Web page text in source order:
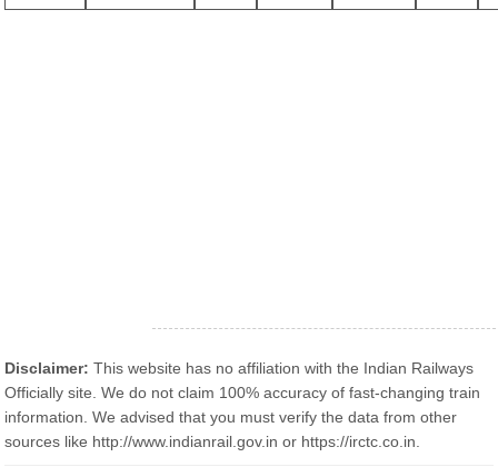
Disclaimer: This website has no affiliation with the Indian Railways
Officially site. We do not claim 100% accuracy of fast-changing train
information. We advised that you must verify the data from other
sources like http://www.indianrail.gov.in or https://irctc.co.in.